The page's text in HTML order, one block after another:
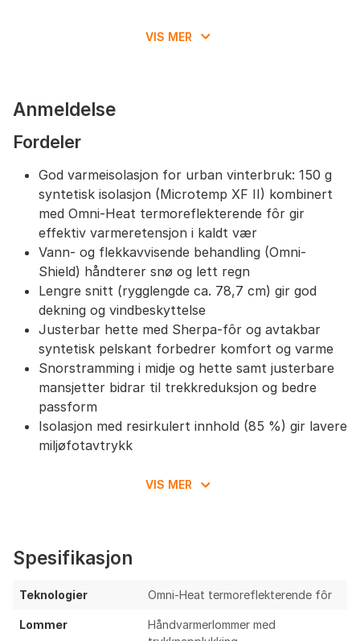
Normal i størrelsen – velg din vanlige størrelse
tykkere lag
beskyttelse mot kald vind
VIS MER
Anmeldelse
Fordeler
God varmeisolasjon for urban vinterbruk: 150 g
syntetisk isolasjon (Microtemp XF II) kombinert
med Omni-Heat termoreflekterende fôr gir
effektiv varmeretensjon i kaldt vær
Vann- og flekkavvisende behandling (Omni-
Shield) håndterer snø og lett regn
Lengre snitt (rygglengde ca. 78,7 cm) gir god
dekning og vindbeskyttelse
Justerbar hette med Sherpa-fôr og avtakbar
syntetisk pelskant forbedrer komfort og varme
Snorstramming i midje og hette samt justerbare
mansjetter bidrar til trekkreduksjon og bedre
passform
Isolasjon med resirkulert innhold (85 %) gir lavere
miljøfotavtrykk
regn/våt snø
Moderat pusteevne; kan føles klam ved høy
aktivitet eller milde temperaturer
turbruk og langdistansevandring
VIS MER
Spesifikasjon
Teknologier Omni-Heat termoreflekterende fôr
Lommer
Håndvarmerlommer med